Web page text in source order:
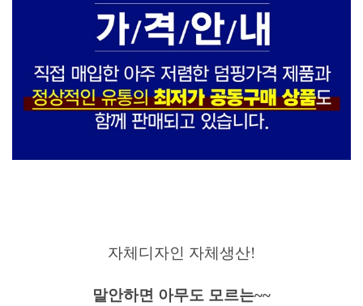
자체디자인 자체생산!
말안하면 아무도 모르는~~